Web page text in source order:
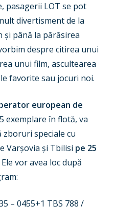
pasagerii LOT se pot
divertisment de la
și până la părăsirea
despre citirea unui
unui film, ascultearea
favorite sau jocuri noi.
european de
exemplare în flotă, va
speciale cu
Varșovia și Tbilisi pe 25
Ele vor avea loc după
– 0455+1 TBS 788 /
New Routes
Industry
Accidents / Incidents
Airshows
Paris 2025
Farnborough 2024
Paris 2023
Dubai 2019
Military
Trip Reports
Marketplace
Contact